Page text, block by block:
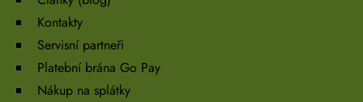
Kontakty
Servisní partneři
Platební brána Go Pay
Nákup na splátky